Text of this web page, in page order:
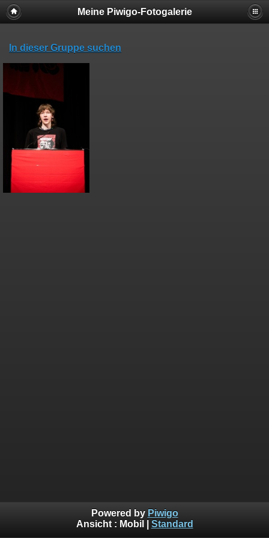
Meine Piwigo-Fotogalerie
In dieser Gruppe suchen
Powered by Piwigo
Ansicht : Mobil Standard